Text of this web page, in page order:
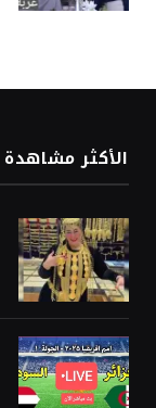
الأكثر مشاهدة